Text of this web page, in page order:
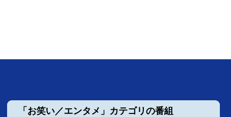
「お笑い／エンタメ」カテゴリの番組